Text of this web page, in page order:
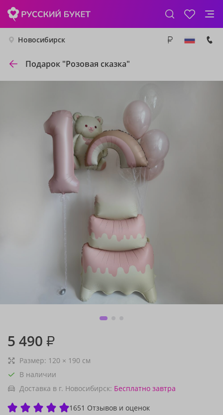
Новосибирск
Подарок "Розовая сказка"
5 490 ₽
Размер: 120 × 190 см
В наличии
Доставка в г. Новосибирск: Бесплатно завтра
1651 Отзывов и оценок